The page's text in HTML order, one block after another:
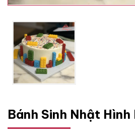
Bánh Sinh Nhật Hình